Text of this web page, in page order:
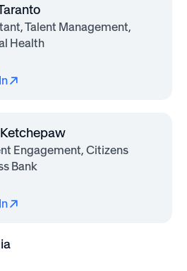
Talent Management,
Health
Engagement, Citizens
Bank